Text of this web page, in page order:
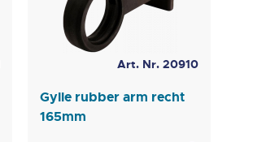
Art. Nr. 20910
Gylle rubber arm recht
165mm